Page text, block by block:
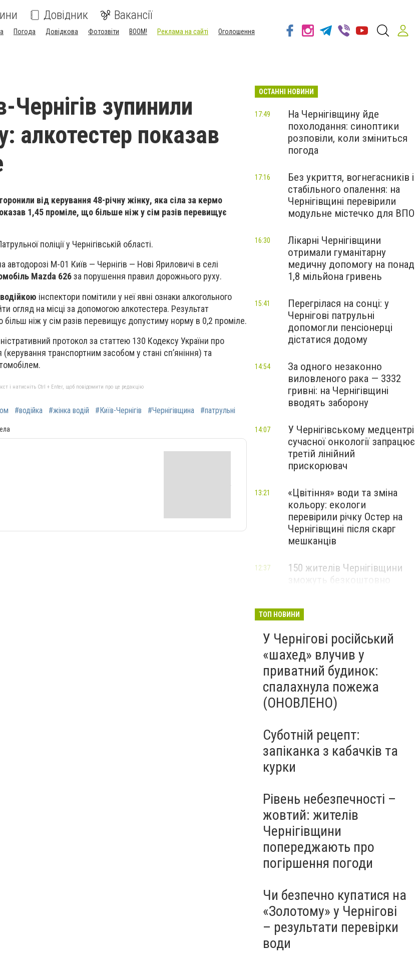
Довідник Вакансії
Погода Довідкова Фотозвіти BOOM! Реклама на сайті
Оголошення
Чернігів зупинили
алкотестер показав
від керування 48-річну жінку, яка сіла за кермо
1,45 проміле, що більше ніж у сім разів перевищує
поліції у Чернігівській області.
автодорозі М-01 Київ — Чернігів — Нові Яриловичі в селі
Mazda 626за порушення правил дорожнього руху.
інспектори помітили у неї явні ознаки алкогольного
огляд на місці за допомогою алкотестера. Результат
більш ніж у сім разів перевищує допустиму норму в 0,2 проміле.
протокол за статтею 130 Кодексу України про
транспортним засобом у стані сп’яніння) та
і натисніть Ctrl + Enter, щоб повідомити про це редакцію
#водійка #жінка водій #Київ-Чернігів #Чернігівщина #патрульні
ОСТАННІ НОВИНИ
На Чернігівщину йде
похолодання: синоптики
розповіли, коли зміниться
погода
17:49
Без укриття, вогнегасників і
стабільного опалення: на
Чернігівщині перевірили
модульне містечко для ВПО
17:16
Лікарні Чернігівщини
отримали гуманітарну
медичну допомогу на понад
1,8 мільйона гривень
16:30
Перегрілася на сонці: у
Чернігові патрульні
допомогли пенсіонерці
дістатися додому
15:41
За одного незаконно
виловленого рака — 3332
гривні: на Чернігівщині
вводять заборону
14:54
У Чернігівському медцентрі
сучасної онкології запрацює
третій лінійний
прискорювач
14:07
«Цвітіння» води та зміна
кольору: екологи
перевірили річку Остер на
Чернігівщині після скарг
мешканців
13:21
150 жителів Чернігівщини
зможуть безкоштовно
12:37
ТОП НОВИНИ
У Чернігові російський
«шахед» влучив у
приватний будинок:
спалахнула пожежа
(ОНОВЛЕНО)
Суботній рецепт:
запіканка з кабачків та
курки
Рівень небезпечності –
жовтий: жителів
Чернігівщини
попереджають про
погіршення погоди
Чи безпечно купатися на
«Золотому» у Чернігові
– результати перевірки
води